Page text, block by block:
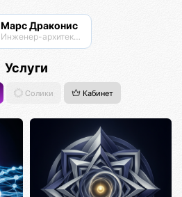
Марс Драконис
Инженер-архитектор
Услуги
Солики Кабинет